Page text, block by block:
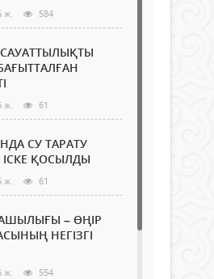
ж. 584
ж. 61
СУ ТАРАТУ
ҚОСЫЛДЫ
ж. 61
– ӨҢІР
НЕГІЗГІ
ж. 554